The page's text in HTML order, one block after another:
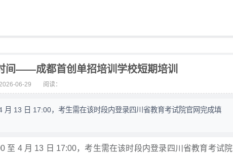
间——成都首创单招培训学校短期培训
06-29 阅读：
13 日 17:00，考生需在该时段内登录四川省教育考试院官网完成填
4 月 13 日 17:00，考生需在该时段内登录四川省教育考试院